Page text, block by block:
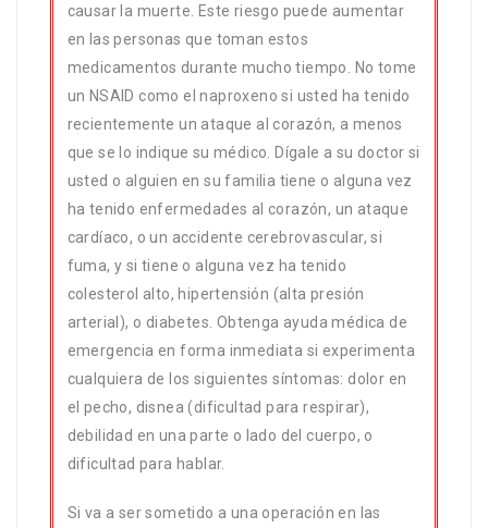
causar la muerte. Este riesgo puede aumentar
en las personas que toman estos
medicamentos durante mucho tiempo. No tome
un NSAID como el naproxeno si usted ha tenido
recientemente un ataque al corazón, a menos
que se lo indique su médico. Dígale a su doctor si
usted o alguien en su familia tiene o alguna vez
ha tenido enfermedades al corazón, un ataque
cardíaco, o un accidente cerebrovascular, si
fuma, y si tiene o alguna vez ha tenido
colesterol alto, hipertensión (alta presión
arterial), o diabetes. Obtenga ayuda médica de
emergencia en forma inmediata si experimenta
cualquiera de los siguientes síntomas: dolor en
el pecho, disnea (dificultad para respirar),
debilidad en una parte o lado del cuerpo, o
dificultad para hablar.
Si va a ser sometido a una operación en las